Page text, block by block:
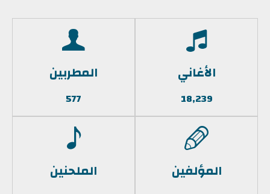
الأغاني
18,239
المطربين
577
المؤلفين الملحنين